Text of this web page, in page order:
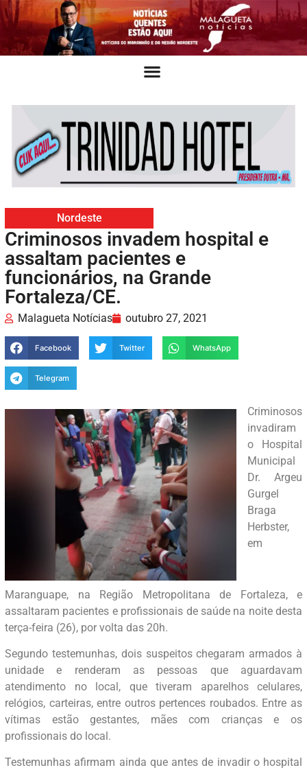
Nordeste
Criminosos invadem hospital e
assaltam pacientes e
funcionários, na Grande
Fortaleza/CE.
Malagueta Notícias outubro 27, 2021
Facebook Twitter WhatsApp
Telegram
Criminosos
invadiram
o Hospital
Municipal
Dr. Argeu
Gurgel
Braga
Herbster,
em
Maranguape, na Região Metropolitana de Fortaleza, e
assaltaram pacientes e profissionais de saúde na noite desta
terça-feira (26), por volta das 20h.
Segundo testemunhas, dois suspeitos chegaram armados à
unidade e renderam as pessoas que aguardavam
atendimento no local, que tiveram aparelhos celulares,
relógios, carteiras, entre outros pertences roubados. Entre as
vítimas estão gestantes, mães com crianças e os
profissionais do local.
Testemunhas afirmam ainda que antes de invadir o hospital